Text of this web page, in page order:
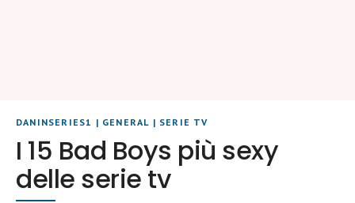
DANINSERIES1 | GENERAL | SERIE TV
I 15 Bad Boys più sexy
delle serie tv